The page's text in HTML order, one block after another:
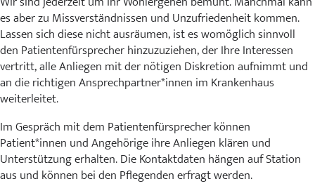
Notaufnahme
Kliniken & Zentren
Aufenthalt & Besuch
Pflege
Über uns
es aber zu Missverständnissen und Unzufriedenheit kommen.
Lassen sich diese nicht ausräumen, ist es womöglich sinnvoll
den Patientenfürsprecher hinzuzuziehen, der Ihre Interessen
vertritt, alle Anliegen mit der nötigen Diskretion aufnimmt und
an die richtigen Ansprechpartner*innen im Krankenhaus
weiterleitet.
Im Gespräch mit dem Patientenfürsprecher können
Patient*innen und Angehörige ihre Anliegen klären und
Unterstützung erhalten. Die Kontaktdaten hängen auf Station
aus und können bei den Pflegenden erfragt werden.